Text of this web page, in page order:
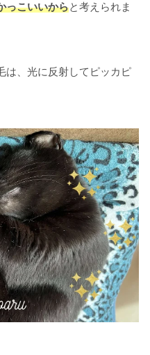
っこいいからと考えられま
は、光に反射してピッカピ